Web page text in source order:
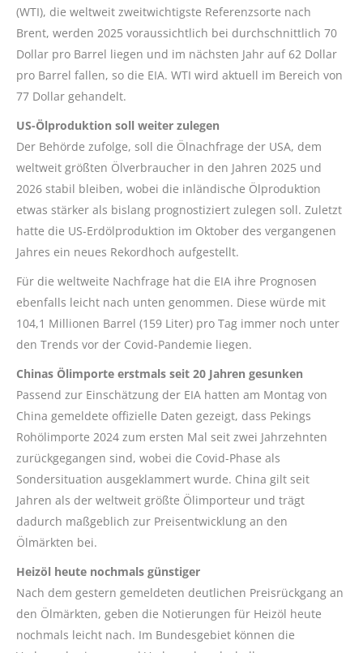
(WTI), die weltweit zweitwichtigste Referenzsorte nach
Brent, werden 2025 voraussichtlich bei durchschnittlich 70
Dollar pro Barrel liegen und im nächsten Jahr auf 62 Dollar
pro Barrel fallen, so die EIA. WTI wird aktuell im Bereich von
77 Dollar gehandelt.
US-Ölproduktion soll weiter zulegen
Der Behörde zufolge, soll die Ölnachfrage der USA, dem
weltweit größten Ölverbraucher in den Jahren 2025 und
2026 stabil bleiben, wobei die inländische Ölproduktion
etwas stärker als bislang prognostiziert zulegen soll. Zuletzt
hatte die US-Erdölproduktion im Oktober des vergangenen
Jahres ein neues Rekordhoch aufgestellt.
Für die weltweite Nachfrage hat die EIA ihre Prognosen
ebenfalls leicht nach unten genommen. Diese würde mit
104,1 Millionen Barrel (159 Liter) pro Tag immer noch unter
den Trends vor der Covid-Pandemie liegen.
Chinas Ölimporte erstmals seit 20 Jahren gesunken
Passend zur Einschätzung der EIA hatten am Montag von
China gemeldete offizielle Daten gezeigt, dass Pekings
Rohölimporte 2024 zum ersten Mal seit zwei Jahrzehnten
zurückgegangen sind, wobei die Covid-Phase als
Sondersituation ausgeklammert wurde. China gilt seit
Jahren als der weltweit größte Ölimporteur und trägt
dadurch maßgeblich zur Preisentwicklung an den
Ölmärkten bei.
Heizöl heute nochmals günstiger
Nach dem gestern gemeldeten deutlichen Preisrückgang an
den Ölmärkten, geben die Notierungen für Heizöl heute
nochmals leicht nach. Im Bundesgebiet können die